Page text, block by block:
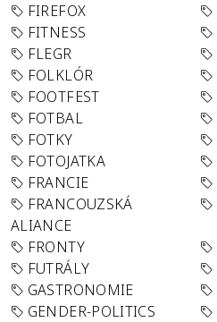
FIREFOX
FITNESS
FLEGR
FOLKLÓR
FOOTFEST
FOTBAL
FOTKY
FOTOJATKA
FRANCIE
FRANCOUZSKÁ
ALIANCE
FRONTY
FUTRÁLY
GASTRONOMIE
GENDER-POLITICS